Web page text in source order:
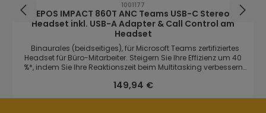
1001177
EPOS IMPACT 860T ANC Teams USB-C Stereo
Headset inkl. USB-A Adapter & Call Control am
Headset
Binaurales (beidseitiges), für Microsoft Teams zertifiziertes
Headset für Büro-Mitarbeiter. Steigern Sie Ihre Effizienz um 40
%*, indem Sie Ihre Reaktionszeit beim Multitasking verbessern
der branchenführenden Spracherkennung von EPOS AI™ und
Regulärer Preis:
149,94 €